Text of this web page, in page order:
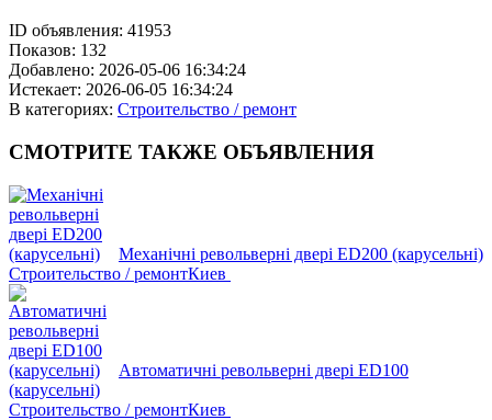
ID объявления: 41953
Показов: 132
Добавлено: 2026-05-06 16:34:24
Истекает: 2026-06-05 16:34:24
В категориях: Строительство / ремонт
СМОТРИТЕ ТАКЖЕ ОБЪЯВЛЕНИЯ
Механічні револьверні двері ED200 (карусельні)
Строительство / ремонтКиев
Автоматичні револьверні двері ED100
(карусельні)
Строительство / ремонтКиев